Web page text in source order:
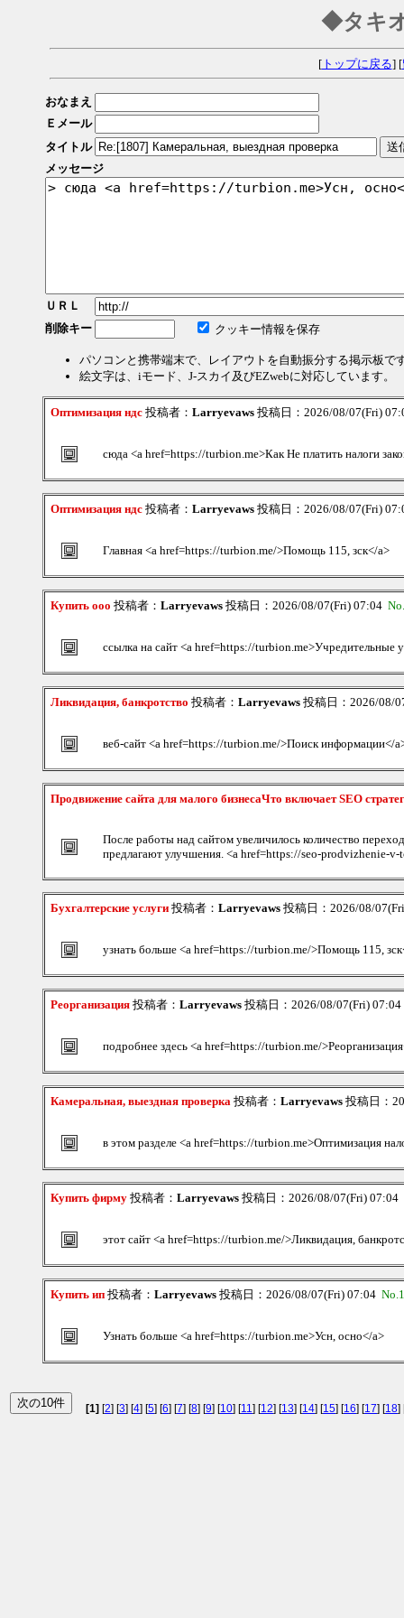
◆タキ
[トップに戻る] [
おなまえ
Ｅメール
タイトル
メッセージ
ＵＲＬ
削除キー
クッキー情報を保存
パソコンと携帯端末で、レイアウトを自動振分する掲示板で
絵文字は、iモード、J-スカイ及びEZwebに対応しています。
Оптимизация ндс 投稿者： Larryevaws 投稿日：2026/08/07(Fri)
сюда <a href=https://turbion.me>Как Не платить налоги
Оптимизация ндс 投稿者： Larryevaws 投稿日：2026/08/07(Fri)
Главная <a href=https://turbion.me/>Помощь 115, зск</a>
Купить ооо 投稿者： Larryevaws 投稿日：2026/08/07(Fri) 07:04
ссылка на сайт <a href=https://turbion.me>Учредительные
Ликвидация, банкротство 投稿者： Larryevaws 投稿日：2026/08/
веб-сайт <a href=https://turbion.me/>Поиск информации</
Продвижение сайта для малого бизнесаЧто включает SEO
После работы над сайтом увеличилось количество
предлагают улучшения. <a href=https://seo-prodvizhenie-v-
Бухгалтерские услуги 投稿者： Larryevaws 投稿日：2026/08/
узнать больше <a href=https://turbion.me/>Помощь 115,
Реорганизация 投稿者： Larryevaws 投稿日：2026/08/07(Fri)
подробнее здесь <a href=https://turbion.me/
Камеральная, выездная проверка 投稿者： Larryevaws 投稿日：
в этом разделе <a href=https://turbion.me>Оптимизация
Купить фирму 投稿者： Larryevaws 投稿日：2026/08/07(Fri) 07:04
этот сайт <a href=https://turbion.me/>Ликвидация,
Купить ип 投稿者： Larryevaws 投稿日：2026/08/07(Fri) 07:04
Узнать больше <a href=https://turbion.me>Усн, осно</a>
[1] [2] [3] [4] [5] [6] [7] [8] [9] [10] [11] [12] [13] [14] [15] [16] [17] [18]